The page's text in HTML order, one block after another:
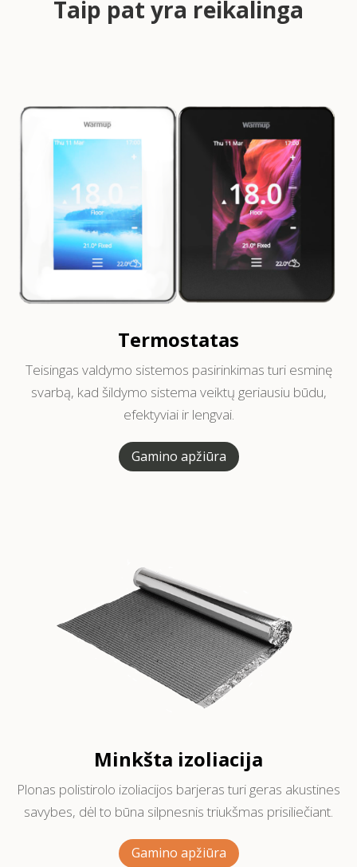
Taip pat yra reikalinga
Termostatas
Teisingas valdymo sistemos pasirinkimas turi esminę
svarbą, kad šildymo sistema veiktų geriausiu būdu,
efektyviai ir lengvai.
Gamino apžiūra
Minkšta izoliacija
Plonas polistirolo izoliacijos barjeras turi geras akustines
savybes, dėl to būna silpnesnis triukšmas prisiliečiant.
Gamino apžiūra